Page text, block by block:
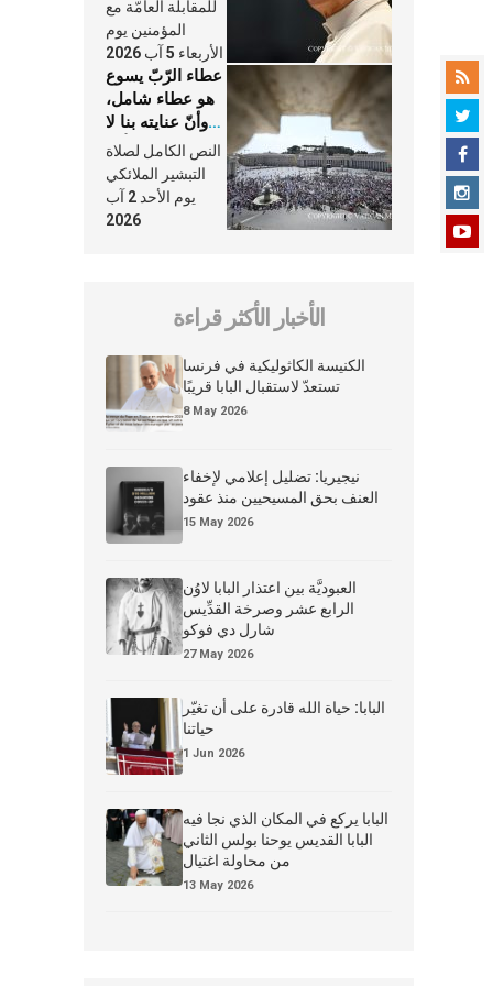
الكنيسة
للمقابلة العامّة مع
المؤمنين يوم
الأربعاء 5 آب 2026
عطاء الرّبّ يسوع
هو عطاء شامل،
وأنّ عنايته بنا لا
تغيب عنّا أبدًا
النص الكامل لصلاة
التبشير الملائكي
يوم الأحد 2 آب
2026
الأخبار الأكثر قراءة
الكنيسة الكاثوليكية في فرنسا
تستعدّ لاستقبال البابا قريبًا
8 May 2026
نيجيريا: تضليل إعلامي لإخفاء
العنف بحق المسيحيين منذ عقود
15 May 2026
العبوديَّة بين اعتذار البابا لاوُن
الرابع عشر وصرخة القدِّيس
شارل دي فوكو
27 May 2026
البابا: حياة الله قادرة على أن تغيّر
حياتنا
1 Jun 2026
البابا يركع في المكان الذي نجا فيه
البابا القديس يوحنا بولس الثاني
من محاولة اغتيال
13 May 2026